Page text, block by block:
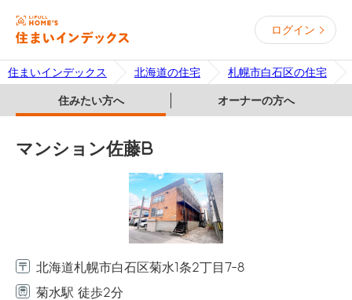
ログイン
住まいインデックス 北海道の住宅 札幌市白石区の住宅
住みたい方へ オーナーの方へ
マンション佐藤B
北海道札幌市白石区菊水1条2丁目7-8
菊水駅 徒歩2分